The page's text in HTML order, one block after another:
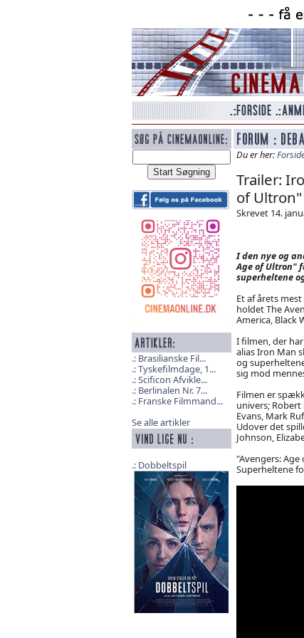
Brasilianske Fil...
Tyskefilmdage, 1...
Scificon Afvikle...
Berlinalen Nr. 7...
Franske Filmmand...
Se alle artikler
Dobbeltspil
Du er her:
Trailer:
of Ultron"
Skrevet 14.
I den nye og
Age of Ultron"
superheltene
Et af årets
holdet The
America, Black
I filmen, der
alias Iron Man
og
sig mod
Filmen er
univers; Robert
Evans, Mark
Udover det
Johnson,
"Avengers:
Superheltene